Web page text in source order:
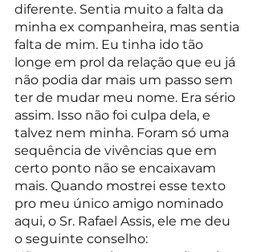
diferente. Sentia muito a falta da
minha ex companheira, mas sentia
falta de mim. Eu tinha ido tão
longe em prol da relação que eu já
não podia dar mais um passo sem
ter de mudar meu nome. Era sério
assim. Isso não foi culpa dela, e
talvez nem minha. Foram só uma
sequência de vivências que em
certo ponto não se encaixavam
mais. Quando mostrei esse texto
pro meu único amigo nominado
aqui, o Sr. Rafael Assis, ele me deu
o seguinte conselho: